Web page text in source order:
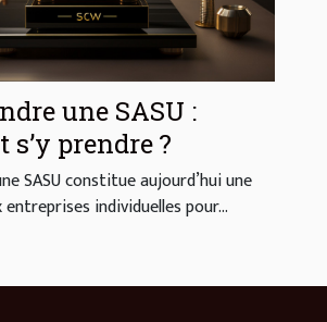
une SASU :
s’y prendre ?
SASU constitue aujourd’hui une
individuelles pour...